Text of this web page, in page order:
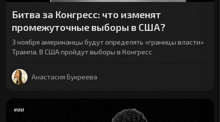
Битва за Конгресс: что изменят
промежуточные выборы в США?
3 ноября американцы будут определять «границы власти»
Трампа. В США пройдут выборы в Конгресс
Анастасия Букреева
#ИИ